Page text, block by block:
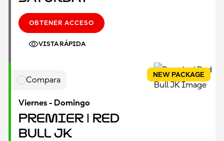
OBTENER ACCESO
VISTA RÁPIDA
Compara
Viernes - Domingo
Premier | Red
Bull JK
NEW PACKAGE